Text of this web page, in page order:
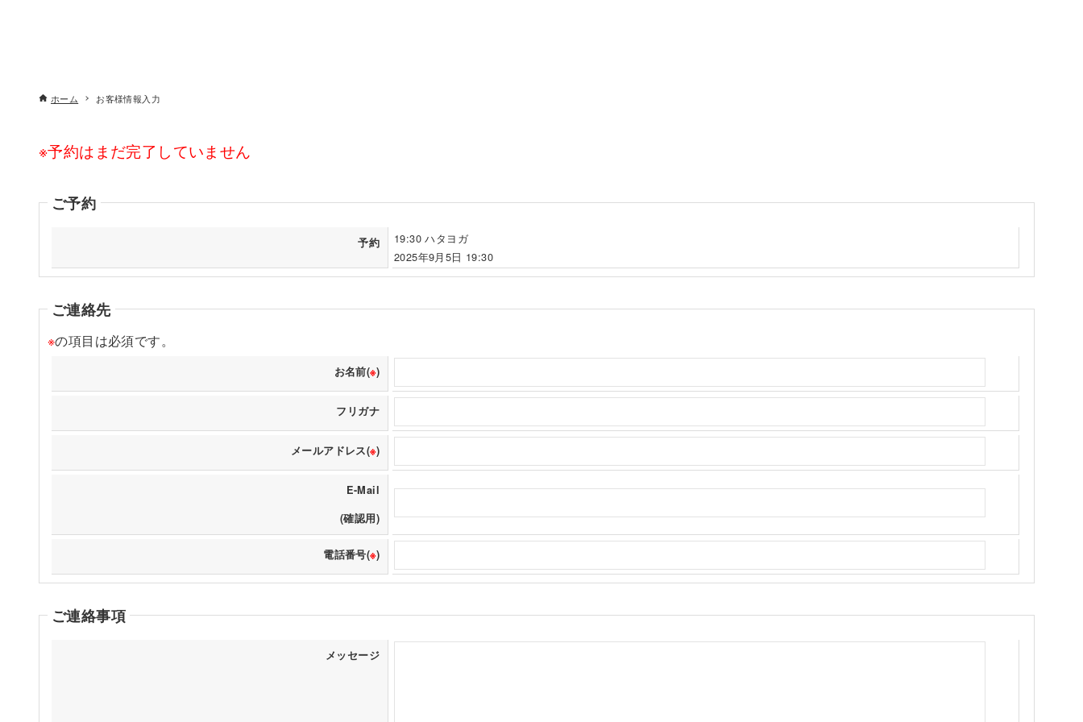
ホーム お客様情報入力
※予約はまだ完了していません
ご予約
予約
19:30 ハタヨガ
2025年9月5日 19:30
ご連絡先
※の項目は必須です。
お名前(※)
フリガナ
メールアドレス(※)
E-Mail
(確認用)
電話番号(※)
ご連絡事項
メッセージ